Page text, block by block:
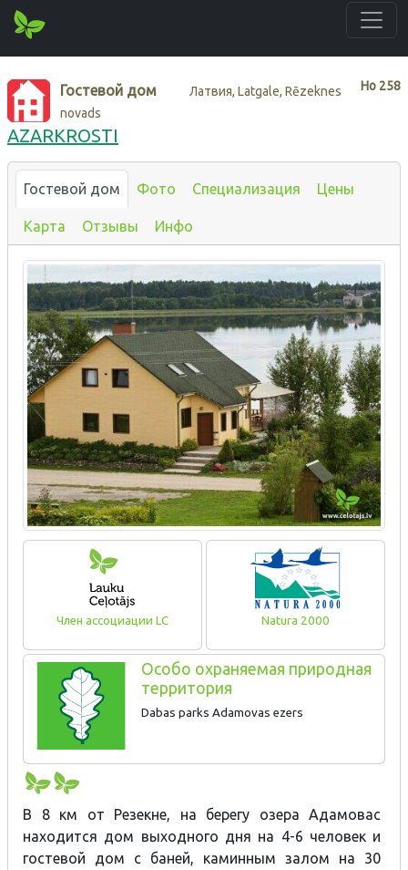
Нo 258
Гостевой дом
Латвия, Latgale, Rēzeknes
novads
AZARKROSTI
Гостевой дом Фото Специализация Цены
Карта Отзывы Инфо
Член ассоциации LC Natura 2000
Особо охраняемая природная
территория
Dabas parks Adamovas ezers
В 8 км от Резекне, на берегу озера Адамовас
находится дом выходного дня на 4-6 человек и
гостевой дом с баней, каминным залом на 30